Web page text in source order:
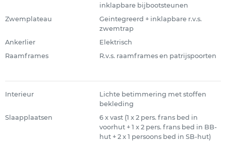
inklapbare bijbootsteunen
Zwemplateau
Geintegreerd + inklapbare r.v.s.
zwemtrap
Ankerlier
Elektrisch
Raamframes
R.v.s. raamframes en patrijspoorten
Interieur
Lichte betimmering met stoffen
bekleding
Slaapplaatsen
6 x vast (1 x 2 pers. frans bed in
voorhut + 1 x 2 pers. frans bed in BB-
hut + 2 x 1 persoons bed in SB-hut)